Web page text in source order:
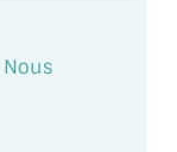
Nous